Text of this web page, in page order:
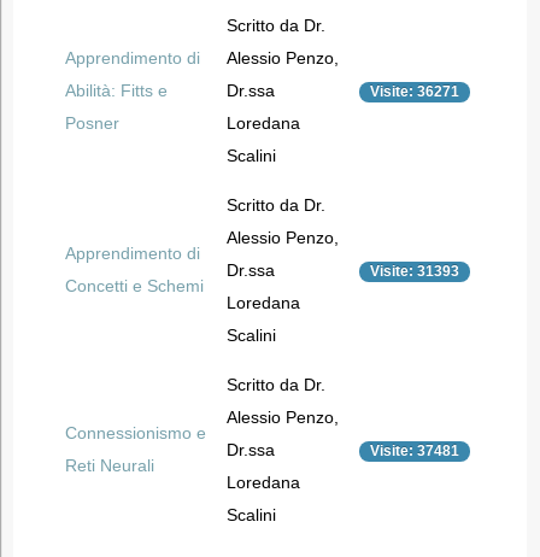
Apprendimento di
Abilità: Fitts e
Posner
Scritto da Dr.
Alessio Penzo,
Dr.ssa
Loredana
Scalini
Visite: 36271
Apprendimento di
Concetti e Schemi
Scritto da Dr.
Alessio Penzo,
Dr.ssa
Loredana
Scalini
Visite: 31393
Connessionismo e
Reti Neurali
Scritto da Dr.
Alessio Penzo,
Dr.ssa
Loredana
Scalini
Visite: 37481